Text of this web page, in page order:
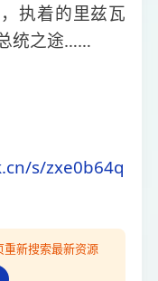
执着的里兹瓦
统之途……
s/zxe0b64q
新搜索最新资源